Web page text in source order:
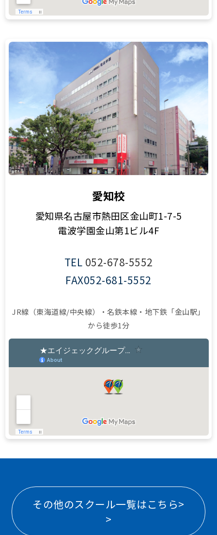
愛知校
愛知県名古屋市熱田区金山町1-7-5
電波学園金山第1ビル4F
TEL 052-678-5552
FAX052-681-5552
JR線（東海道線/中央線）・名鉄本線・地下鉄「金山駅」
から徒歩1分
その他のスクール一覧はこちら>
>